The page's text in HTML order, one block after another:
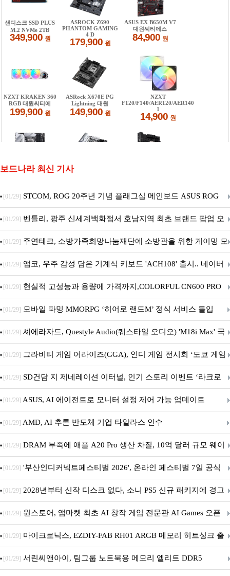
보드나라 최신 기사
[01/29] STCOM, ROG 20주년 기념 플래그십 메인보드 ASUS ROG
Crosshair X870E EDITION 20 국내 출시 예정
[01/29] 벤틀리, 광주 신세계백화점서 호남지역 최초 브랜드 팝업 오
픈
[01/29] 주연테크, 소방가족희망나눔재단에 소방관을 위한 게이밍 모
니터·스마트 펫 침대 기부
[01/29] 앱코, 우주 감성 담은 기계식 키보드 'ACH108' 출시.. 네이버
브랜드데이 기획전 진행
[01/29] 현실적 고성능과 용량에 가격까지,COLORFUL CN600 PRO
M.2 NVMe 디앤디컴 1TB
[01/29] 모바일 파밍 MMORPG ‘히어로 랜드M’ 정식 서비스 돌입
[01/29] 셰에라자드, Questyle Audio(퀘스타일 오디오) 'M18i Max' 국
내 정식 출시
[01/29] 그라비티 게임 어라이즈(GGA), 인디 게임 전시회 ‘도쿄 게임
던전 13’ 참가!
[01/29] SD건담 지 제네레이션 이터널, 인기 스토리 이벤트 ‘라크로
아의 용사’ 재개최 및 풍성한 기념 이벤트 실시!
[01/29] ASUS, AI 에이전트로 모니터 설정 제어 가능 업데이트
[01/29] AMD, AI 추론 반도체 기업 타알라스 인수
[01/29] DRAM 부족에 애플 A20 Pro 생산 차질, 10억 달러 규모 웨이
퍼 대기
[01/29] '부산인디커넥트페스티벌 2026', 온라인 페스티벌 7일 공식
개막... 22일간 진행
[01/29] 2028년부터 신작 디스크 없다, 소니 PS5 신규 패키지에 경고
문 추가
[01/29] 원스토어, 앱마켓 최초 AI 창작 게임 전문관 AI Games 오픈
[01/29] 마이크로닉스, EZDIY-FAB RH01 ARGB 메모리 히트싱크 출
시
[01/29] 서린씨앤아이, 팀그룹 노트북용 메모리 엘리트 DDR5